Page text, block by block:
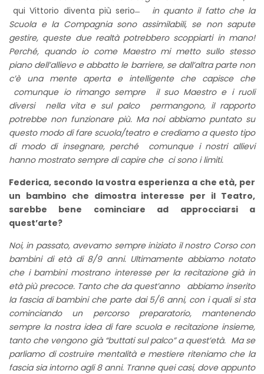
qui Vittorio diventa più serio ̶ in quanto il fatto che la
Scuola e la Compagnia sono assimilabili, se non sapute
gestire, queste due realtà potrebbero scoppiarti in mano!
Perché, quando io come Maestro mi metto sullo stesso
piano dell’allievo e abbatto le barriere, se dall’altra parte non
c’è una mente aperta e intelligente che capisce che
comunque io rimango sempre il suo Maestro e i ruoli
diversi nella vita e sul palco permangono, il rapporto
potrebbe non funzionare più. Ma noi abbiamo puntato su
questo modo di fare scuola/teatro e crediamo a questo tipo
di modo di insegnare, perché comunque i nostri allievi
hanno mostrato sempre di capire che ci sono i limiti.
Federica, secondo la vostra esperienza a che età, per
un bambino che dimostra interesse per il Teatro,
sarebbe bene cominciare ad approcciarsi a
quest’arte?
Noi, in passato, avevamo sempre iniziato il nostro Corso con
bambini di età di 8/9 anni. Ultimamente abbiamo notato
che i bambini mostrano interesse per la recitazione già in
età più precoce. Tanto che da quest’anno abbiamo inserito
la fascia di bambini che parte dai 5/6 anni, con i quali si sta
cominciando un percorso preparatorio, mantenendo
sempre la nostra idea di fare scuola e recitazione insieme,
tanto che vengono già “buttati sul palco” a quest’età. Ma se
parliamo di costruire mentalità e mestiere riteniamo che la
fascia sia intorno agli 8 anni. Tranne quei casi, dove appunto